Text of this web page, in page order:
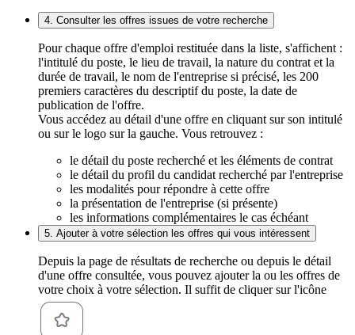
4. Consulter les offres issues de votre recherche
Pour chaque offre d'emploi restituée dans la liste, s'affichent :
l'intitulé du poste, le lieu de travail, la nature du contrat et la
durée de travail, le nom de l'entreprise si précisé, les 200
premiers caractères du descriptif du poste, la date de
publication de l'offre.
Vous accédez au détail d'une offre en cliquant sur son intitulé
ou sur le logo sur la gauche. Vous retrouvez :
le détail du poste recherché et les éléments de contrat
le détail du profil du candidat recherché par l'entreprise
les modalités pour répondre à cette offre
la présentation de l'entreprise (si présente)
les informations complémentaires le cas échéant
5. Ajouter à votre sélection les offres qui vous intéressent
Depuis la page de résultats de recherche ou depuis le détail
d'une offre consultée, vous pouvez ajouter la ou les offres de
votre choix à votre sélection. Il suffit de cliquer sur l'icône